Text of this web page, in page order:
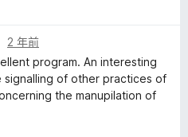
2 年前
program. An interesting
of other practices of
the manupilation of